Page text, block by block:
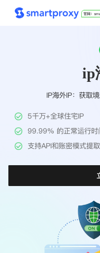
工具
帮助中心
ip
IP海外IP：获取
5千万+全球住宅IP
99.99% 的正常运行时
支持API和账密模式提取